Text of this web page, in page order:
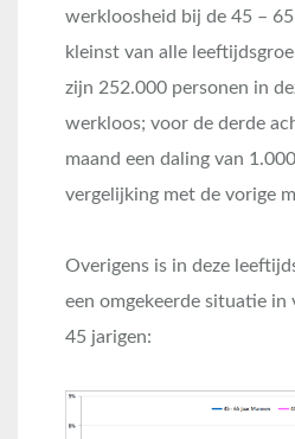
werkloosheid bij de 45 –
kleinst van alle
zijn 252.000 personen in
werkloos; voor de derde
maand een daling van
vergelijking met de vorige
Overigens is in deze
een omgekeerde situatie in
45 jarigen: